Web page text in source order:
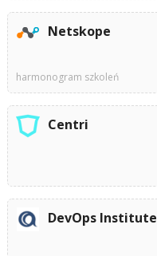
Netskope
harmonogram szkoleń
Centri
DevOps Institute